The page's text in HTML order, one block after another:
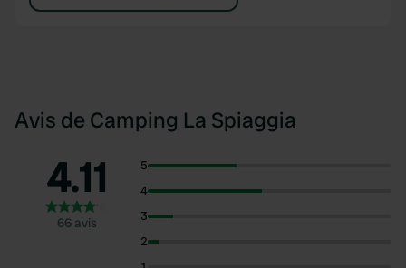
Avis de Camping La Spiaggia
4.11
66 avis
5
4
3
2